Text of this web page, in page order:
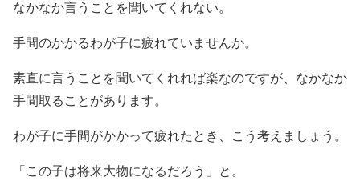
なかなか言うことを聞いてくれない。
手間のかかるわが子に疲れていませんか。
素直に言うことを聞いてくれれば楽なのですが、なかなか
手間取ることがあります。
わが子に手間がかかって疲れたとき、こう考えましょう。
「この子は将来大物になるだろう」と。